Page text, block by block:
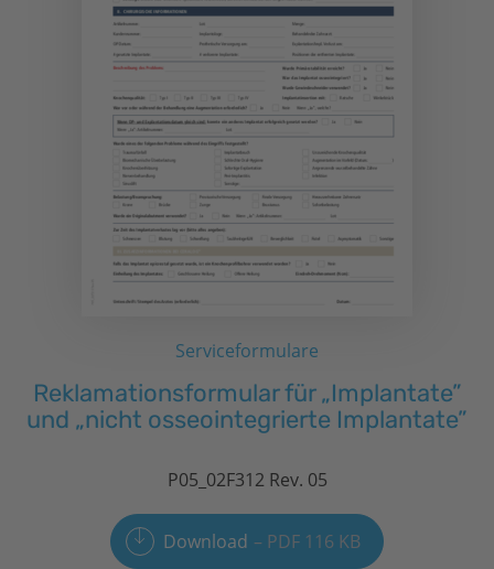
Serviceformulare
Reklamationsformular für „Implantate”
und „nicht osseointegrierte Implantate”
P05_02F312 Rev. 05
Download PDF 116 KB